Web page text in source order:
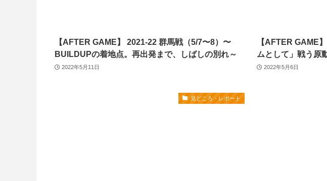
【AFTER GAME】 2021-22 群馬戦（5/7〜8）〜
BUILDUPの着地点。再出発まで、しばしの別れ～
2022年5月11日
【AFTER GAME
ムとして」戦う原
2022年5月6日
見どころ・レポート